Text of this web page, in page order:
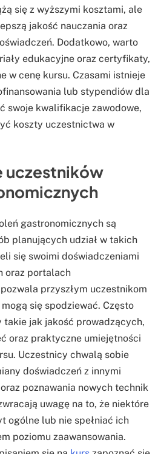
się z wyższymi kosztami, ale
jakość nauczania oraz
Dodatkowo, warto
edukacyjne oraz certyfikaty,
w cenę kursu. Czasami istnieje
lub stypendiów dla
swoje kwalifikacje zawodowe,
koszty uczestnictwa w
uczestników
gastronomicznych są
planujących udział w takich
się swoimi doświadczeniami
oraz portalach
przyszłym uczestnikom
się spodziewać. Często
jak jakość prowadzących,
oraz praktyczne umiejętności
Uczestnicy chwalą sobie
doświadczeń z innymi
poznawania nowych technik
uwagę na to, że niektóre
ogólne lub nie spełniać ich
poziomu zaawansowania.